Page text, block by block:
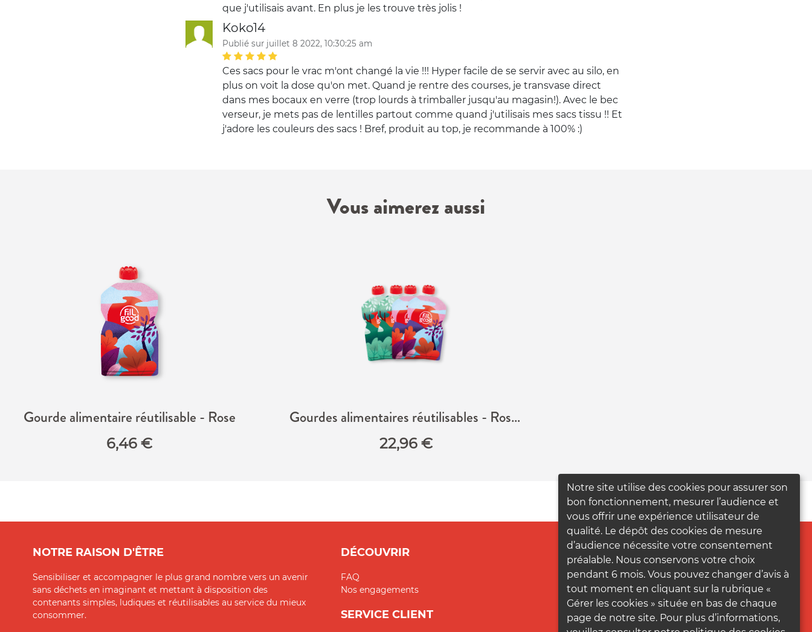
que j'utilisais avant. En plus je les trouve très jolis !
Koko14
Publié sur juillet 8 2022, 10:30:25 am
Ces sacs pour le vrac m'ont changé la vie !!! Hyper facile de se servir avec au silo, en
plus on voit la dose qu'on met. Quand je rentre des courses, je transvase direct
dans mes bocaux en verre (trop lourds à trimballer jusqu'au magasin!). Avec le bec
verseur, je mets pas de lentilles partout comme quand j'utilisais mes sacs tissu !! Et
j'adore les couleurs des sacs ! Bref, produit au top, je recommande à 100% :)
Vous aimerez aussi
Gourde alimentaire réutilisable - Rose
6,46 €
Gourdes alimentaires réutilisables - Rose & Vert
22,96 €
NOTRE RAISON D'ÊTRE
Sensibiliser et accompagner le plus grand nombre vers un avenir
sans déchets en imaginant et mettant à disposition des
contenants simples, ludiques et réutilisables au service du mieux
consommer.
DÉCOUVRIR
FAQ
Nos engagements
SERVICE CLIENT
Notre site utilise des cookies pour assurer son
bon fonctionnement, mesurer l’audience et
vous offrir une expérience utilisateur de
qualité. Le dépôt des cookies de mesure
d’audience nécessite votre consentement
préalable. Nous conservons votre choix
pendant 6 mois. Vous pouvez changer d’avis à
tout moment en cliquant sur la rubrique «
Gérer les cookies » située en bas de chaque
page de notre site. Pour plus d’informations,